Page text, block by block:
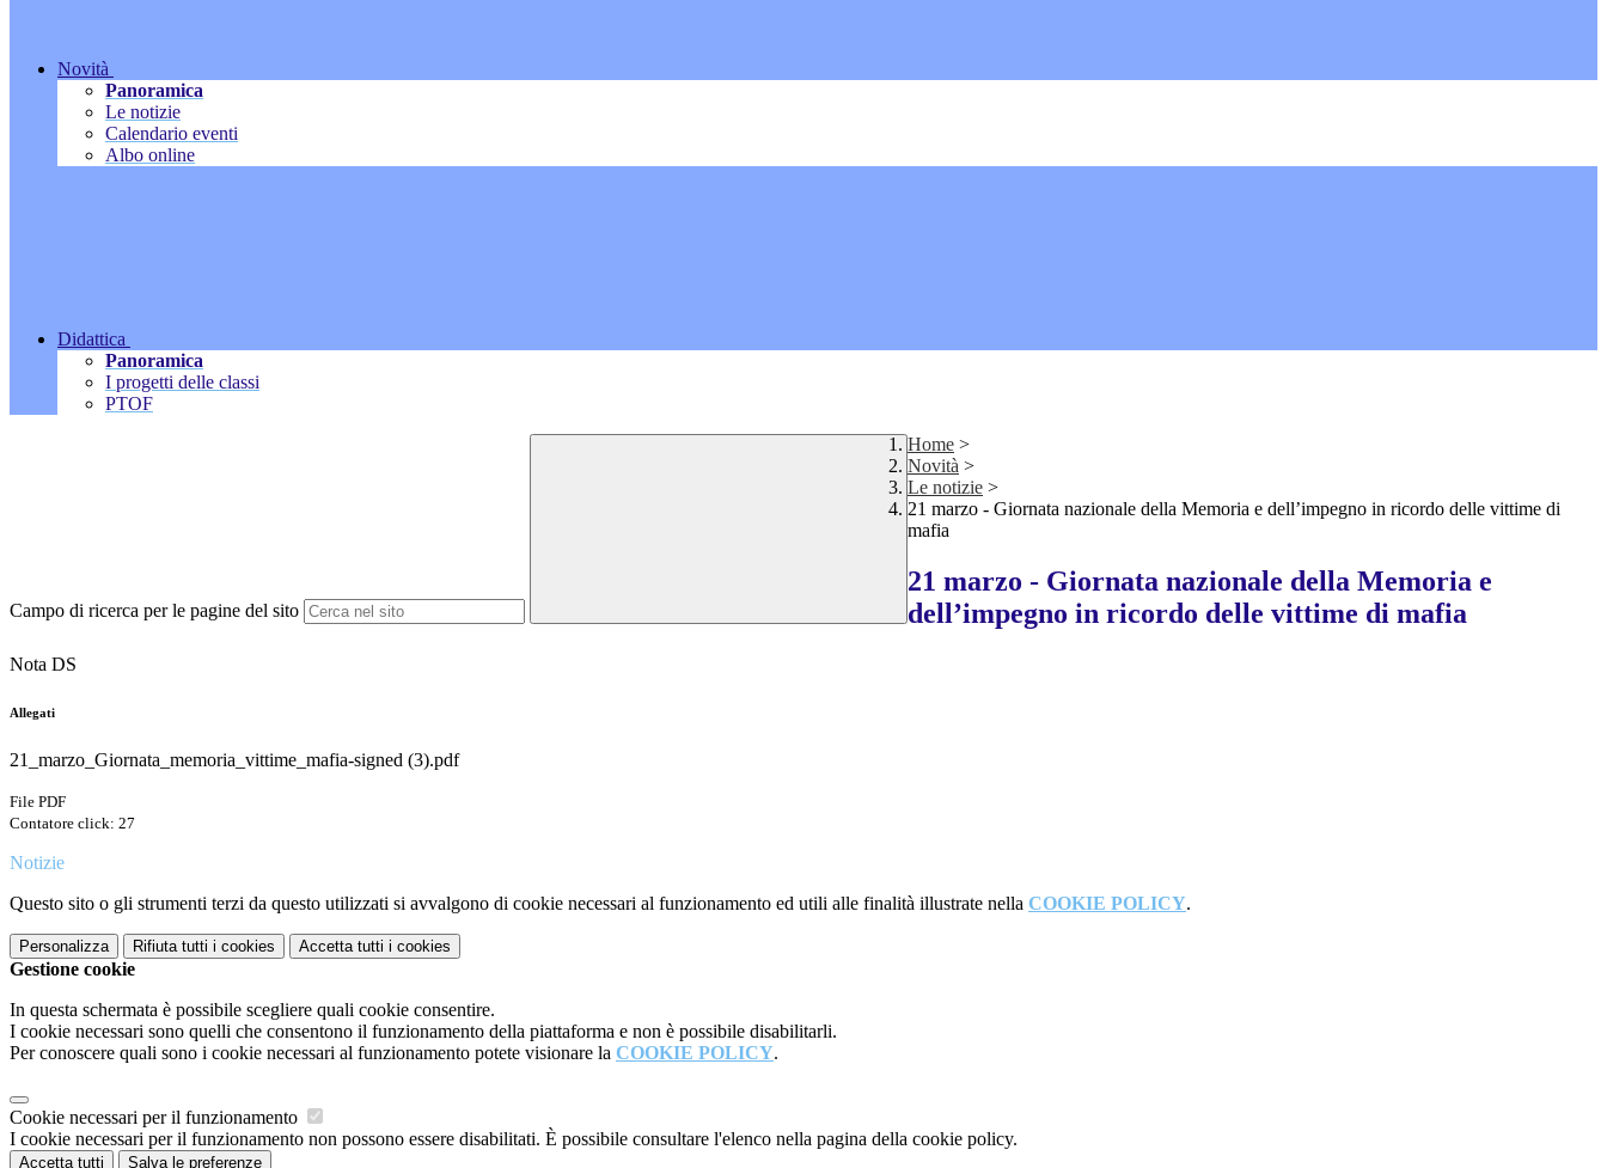
Novità
Panoramica
Le notizie
Calendario eventi
Albo online
Didattica
Panoramica
I progetti delle classi
PTOF
Campo di ricerca per le pagine del sito
Home >
Novità >
Le notizie >
21 marzo - Giornata nazionale della Memoria e dell’impegno in ricordo delle vittime di
mafia
21 marzo - Giornata nazionale della Memoria e
dell’impegno in ricordo delle vittime di mafia
Nota DS
Allegati
21_marzo_Giornata_memoria_vittime_mafia-signed (3).pdf
File PDF
Contatore click: 27
Notizie
Questo sito o gli strumenti terzi da questo utilizzati si avvalgono di cookie necessari al funzionamento ed utili alle finalità illustrate nella COOKIE POLICY.
Personalizza Rifiuta tutti i cookies Accetta tutti i cookies
Gestione cookie
In questa schermata è possibile scegliere quali cookie consentire.
I cookie necessari sono quelli che consentono il funzionamento della piattaforma e non è possibile disabilitarli.
Per conoscere quali sono i cookie necessari al funzionamento potete visionare la COOKIE POLICY.
Cookie necessari per il funzionamento
I cookie necessari per il funzionamento non possono essere disabilitati. È possibile consultare l'elenco nella pagina della cookie policy.
Accetta tutti Salva le preferenze